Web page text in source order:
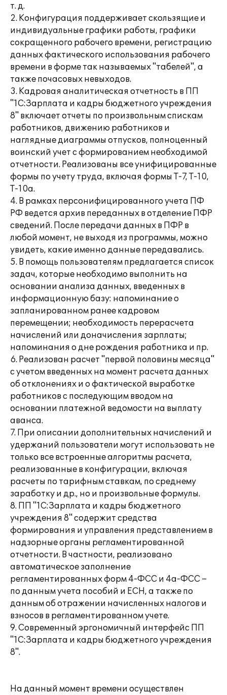
т. д.
2. Конфигурация поддерживает скользящие и
индивидуальные графики работы, графики
сокращенного рабочего времени, регистрацию
данных фактического использования рабочего
времени в форме так называемых "табелей", а
также почасовых невыходов.
3. Кадровая аналитическая отчетность в ПП
"1С:Зарплата и кадры бюджетного учреждения
8" включает отчеты по произвольным спискам
работников, движению работников и
наглядные диаграммы отпусков, полноценный
воинский учет с формированием необходимой
отчетности. Реализованы все унифицированные
формы по учету труда, включая формы Т-7, Т-10,
Т-10а.
4. В рамках персонифицированного учета ПФ
РФ ведется архив переданных в отделение ПФР
сведений. После передачи данных в ПФР в
любой момент, не выходя из программы, можно
увидеть, какие именно данные передавались.
5. В помощь пользователям предлагается список
задач, которые необходимо выполнить на
основании анализа данных, введенных в
информационную базу: напоминание о
запланированном ранее кадровом
перемещении; необходимость перерасчета
начислений или доначисления зарплаты;
напоминания о дне рождения работника и пр.
6. Реализован расчет "первой половины месяца"
с учетом введенных на момент расчета данных
об отклонениях и о фактической выработке
работников с последующим вводом на
основании платежной ведомости на выплату
аванса.
7. При описании дополнительных начислений и
удержаний пользователи могут использовать не
только все встроенные алгоритмы расчета,
реализованные в конфигурации, включая
расчеты по тарифным ставкам, по среднему
заработку и др., но и произвольные формулы.
8. ПП "1С:Зарплата и кадры бюджетного
учреждения 8" содержит средства
формирования и управления представлением в
надзорные органы регламентированной
отчетности. В частности, реализовано
автоматическое заполнение
регламентированных форм 4-ФСС и 4а-ФСС –
по данным учета пособий и ЕСН, а также по
данным об отражении начисленных налогов и
взносов в регламентированном учете.
9. Современный эргономичный интерфейс ПП
"1С:Зарплата и кадры бюджетного учреждения
8".
На данный момент времени осуществлен